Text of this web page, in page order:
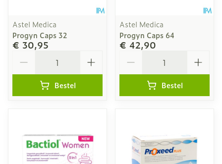
Astel Medica
Progyn Caps 32
€ 30,95
Bestel
Astel Medica
Progyn Caps 64
€ 42,90
Bestel